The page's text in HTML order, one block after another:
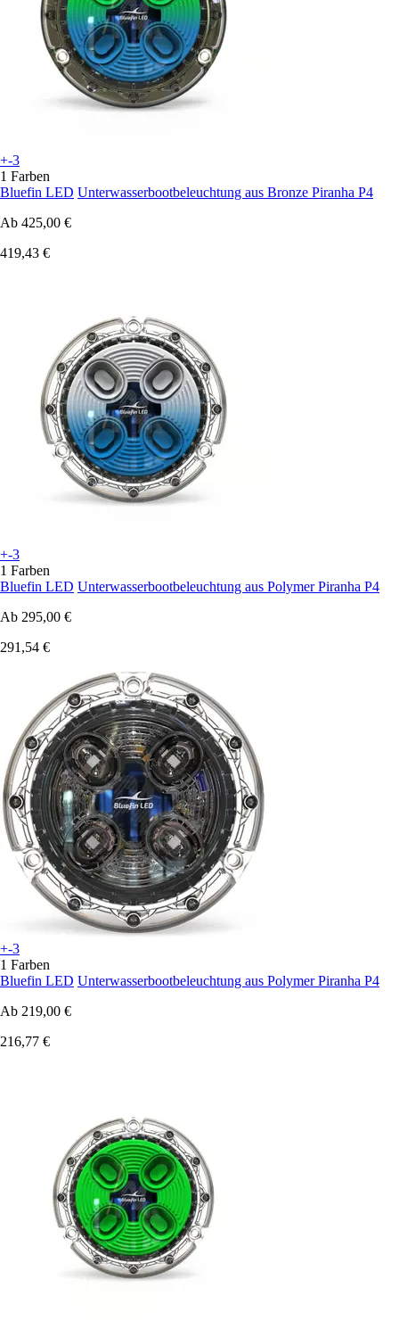
+-3
1 Farben
Bluefin LED Unterwasserbootbeleuchtung aus Bronze Piranha P4
Ab 425,00 €
419,43 €
+-3
1 Farben
Bluefin LED Unterwasserbootbeleuchtung aus Polymer Piranha P4
Ab 295,00 €
291,54 €
+-3
1 Farben
Bluefin LED Unterwasserbootbeleuchtung aus Polymer Piranha P4
Ab 219,00 €
216,77 €